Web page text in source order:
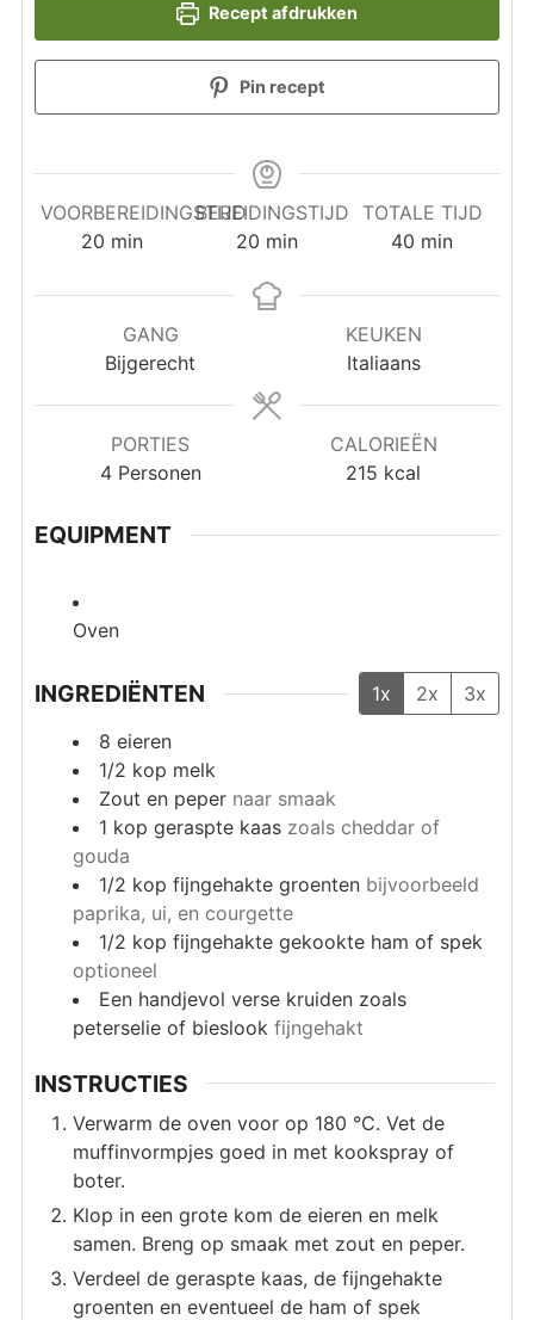
Recept afdrukken
Pin recept
VOORBEREIDINGSTIJD
20minuten
min
BEREIDINGSTIJD
20 minuten
min
TOTALE TIJD
40 minuten
min
GANG
Bijgerecht
KEUKEN
Italiaans
PORTIES
4 Personen
CALORIEËN
215 kcal
EQUIPMENT
Oven
INGREDIËNTEN 1x 2x
3x
8 eieren
1/2 kop melk
Zout en peper naar smaak
1 kop geraspte kaas zoals cheddar of
gouda
1/2 kop fijngehakte groenten bijvoorbeeld
paprika, ui, en courgette
1/2 kop fijngehakte gekookte ham of spek
optioneel
Een handjevol verse kruiden zoals
peterselie of bieslook fijngehakt
INSTRUCTIES
Verwarm de oven voor op 180 °C. Vet de
muffinvormpjes goed in met kookspray of
boter.
Klop in een grote kom de eieren en melk
samen. Breng op smaak met zout en peper.
Verdeel de geraspte kaas, de fijngehakte
groenten en eventueel de ham of spek